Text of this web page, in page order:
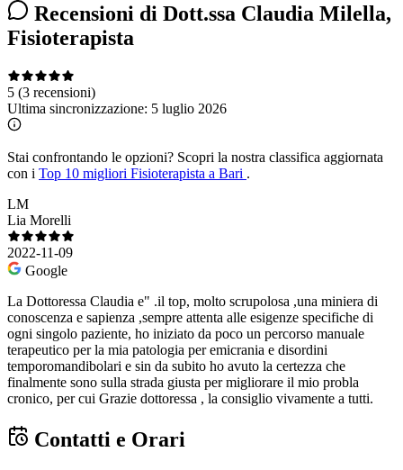
Recensioni di Dott.ssa Claudia Milella,
Fisioterapista
5 (3 recensioni)
Ultima sincronizzazione: 5 luglio 2026
Stai confrontando le opzioni? Scopri la nostra classifica aggiornata
con i Top 10 migliori Fisioterapista a Bari .
LM
Lia Morelli
2022-11-09
Google
La Dottoressa Claudia e" .il top, molto scrupolosa ,una miniera di
conoscenza e sapienza ,sempre attenta alle esigenze specifiche di
ogni singolo paziente, ho iniziato da poco un percorso manuale
terapeutico per la mia patologia per emicrania e disordini
temporomandibolari e sin da subito ho avuto la certezza che
finalmente sono sulla strada giusta per migliorare il mio probla
cronico, per cui Grazie dottoressa , la consiglio vivamente a tutti.
Contatti e Orari